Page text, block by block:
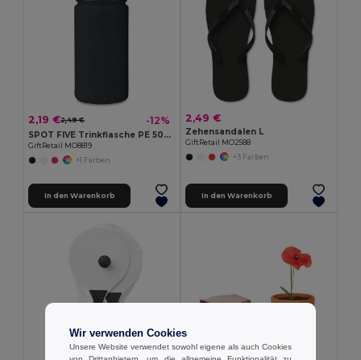
2,19 €2,49 € -12%
SPOT FIVE Trinkflasche PE 500ml
GiftRetail MO8819
+1 Farben
In den Warenkorb
2,49 €
Zehensandalen L
GiftRetail MO2588
+3 Farben
In den Warenkorb
Wir verwenden Cookies
Unsere Website verwendet sowohl eigene als auch Cookies